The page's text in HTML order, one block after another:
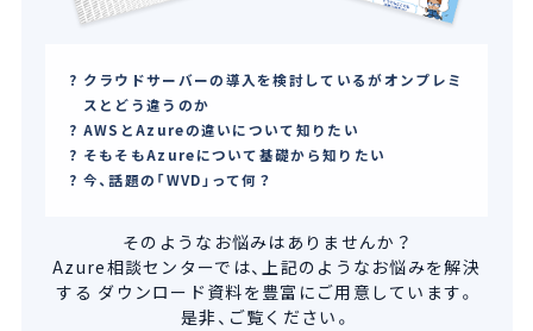
クラウドサーバーの導入を検討しているがオンプレミ
スとどう違うのか
AWSとAzureの違いについて知りたい
そもそもAzureについて基礎から知りたい
今、話題の「WVD」って何？
そのようなお悩みはありませんか？
Azure相談センターでは、上記のようなお悩みを解決
する ダウンロード資料を豊富にご用意しています。
是非、ご覧ください。